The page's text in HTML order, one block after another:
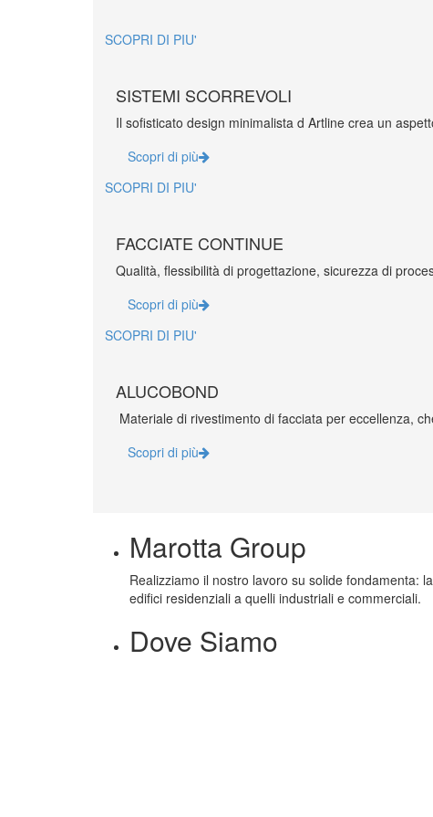
DESIGN
MEDIA
SCOPRI DI PIU'
SISTEMI SCORREVOLI
Il sofisticato design minimalista d Artline crea un
Scopri di più
SCOPRI DI PIU'
FACCIATE CONTINUE
Qualità, flessibilità di progettazione, sicurezza di
Scopri di più
SCOPRI DI PIU'
ALUCOBOND
Materiale di rivestimento di facciata per eccellenza,
Scopri di più
Marotta Group
Realizziamo il nostro lavoro su solide fondamenta:
edifici residenziali a quelli industriali e commerciali.
Dove Siamo